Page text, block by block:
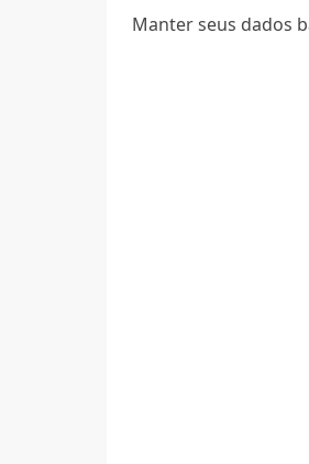
Manter seus dados